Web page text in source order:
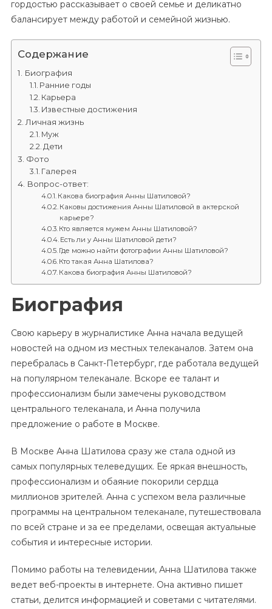
гордостью рассказывает о своей семье и деликатно
балансирует между работой и семейной жизнью.
Содержание
Биография
Ранние годы
Карьера
Известные достижения
Личная жизнь
Муж
Дети
Фото
Галерея
Вопрос-ответ:
Какова биография Анны Шатиловой?
Каковы достижения Анны Шатиловой в актерской
карьере?
Кто является мужем Анны Шатиловой?
Есть ли у Анны Шатиловой дети?
Где можно найти фотографии Анны Шатиловой?
Кто такая Анна Шатилова?
Какова биография Анны Шатиловой?
Биография
Свою карьеру в журналистике Анна начала ведущей
новостей на одном из местных телеканалов. Затем она
перебралась в Санкт-Петербург, где работала ведущей
на популярном телеканале. Вскоре ее талант и
профессионализм были замечены руководством
центрального телеканала, и Анна получила
предложение о работе в Москве.
В Москве Анна Шатилова сразу же стала одной из
самых популярных телеведущих. Ее яркая внешность,
профессионализм и обаяние покорили сердца
миллионов зрителей. Анна с успехом вела различные
программы на центральном телеканале, путешествовала
по всей стране и за ее пределами, освещая актуальные
события и интересные истории.
Помимо работы на телевидении, Анна Шатилова также
ведет веб-проекты в интернете. Она активно пишет
статьи, делится информацией и советами с читателями.